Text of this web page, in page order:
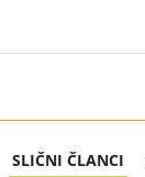
SLIČNI ČLANCI